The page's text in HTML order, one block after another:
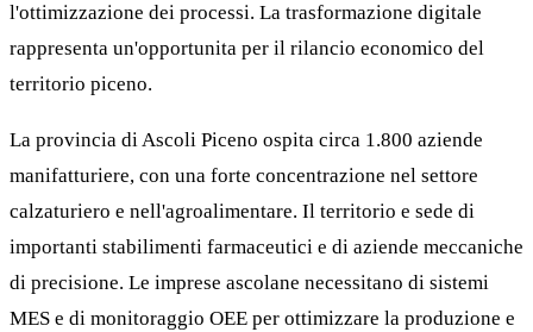
l'ottimizzazione dei processi. La trasformazione digitale
rappresenta un'opportunita per il rilancio economico del
territorio piceno.
La provincia di Ascoli Piceno ospita circa 1.800 aziende
manifatturiere, con una forte concentrazione nel settore
calzaturiero e nell'agroalimentare. Il territorio e sede di
importanti stabilimenti farmaceutici e di aziende meccaniche
di precisione. Le imprese ascolane necessitano di sistemi
MES e di monitoraggio OEE per ottimizzare la produzione e